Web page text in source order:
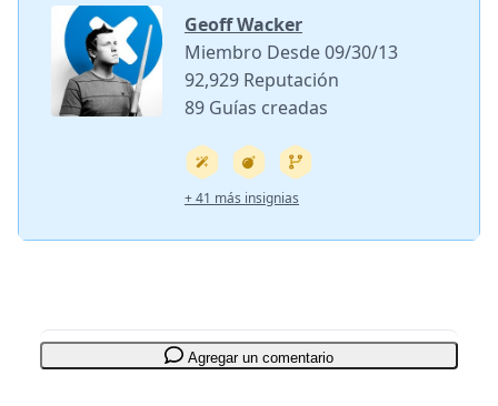
Geoff Wacker
Miembro Desde 09/30/13
92,929 Reputación
89 Guías creadas
+ 41 más insignias
Agregar un comentario